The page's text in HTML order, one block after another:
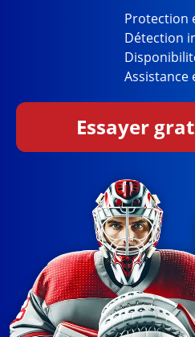
Protection
Détection
Assistance
Essayer